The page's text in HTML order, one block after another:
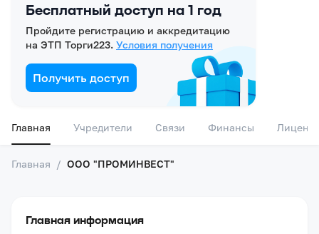
Бесплатный доступ на 1 год
Пройдите регистрацию и аккредитацию
на ЭТП Торги223. Условия получения
Получить доступ
Главная Учредители Связи Финансы
Главная / ООО "ПРОМИНВЕСТ"
Главная информация